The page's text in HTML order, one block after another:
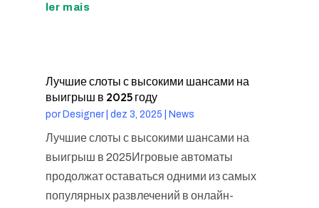
ler mais
Лучшие слоты с высокими шансами на
выигрыш в 2025 году
por Designer| dez 3, 2025 News
Лучшие слоты с высокими шансами на
выигрыш в 2025Игровые автоматы
продолжат оставаться одними из самых
популярных развлечений в онлайн-